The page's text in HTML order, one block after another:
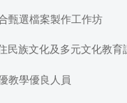
甄選檔案製作工作坊
民族文化及多元文化教育
教學優良人員